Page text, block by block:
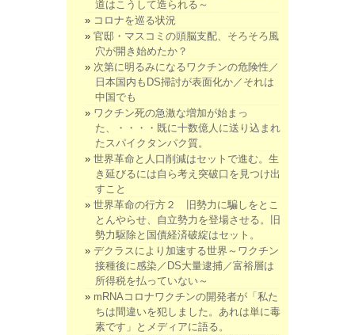
道はこうして造られる～
コロナを巡る状況
官邸・マスコミの頭脳支配、そろそろ風
穴が開き始めたか？
次第に明るみになるワクチンの危険性／
日本国内もDS掃討が表面化か／それは
中国でも
ワクチン死の急激な増加が始まっ
た、・・・・既に十数億人に送り込まれ
たスパイクタンパク質。
世界革命と人口削減はセットで進む。生
き延びるには自ら考え突破口を見つけ出
すこと
世界革命の行方２ 旧勢力に騙しをとこ
とんやらせ、自立勢力を登場させる。旧
勢力駆除と国債経済破綻はセット。
デクラスにより加速する世界～ワクチン
接種後に感染／DS大量逮捕／富裕層は
所得税を払っていない～
mRNAコロナワクチンの開発者が「私た
ちは間違いを犯しました。あれは単に毒
素です」とメディアに語る。